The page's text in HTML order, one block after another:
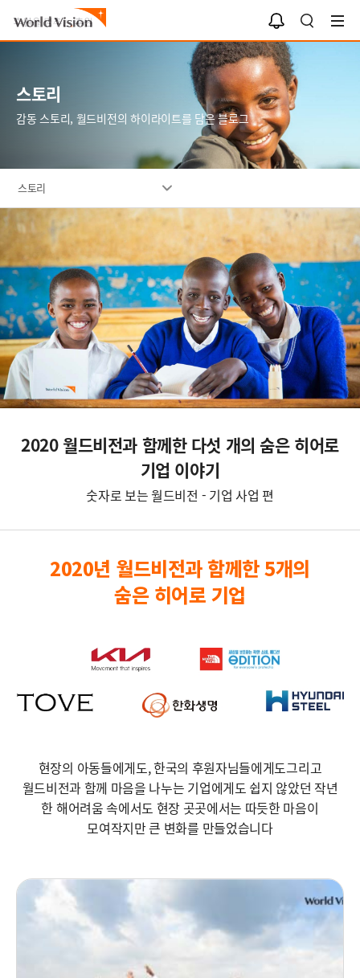
검
색
알
림
함
스토리
감동 스토리, 월드비전의 하이라이트를 담은 블로그
스토리
이
미
지
설
명
2020 월드비전과 함께한 다섯 개의 숨은 히어로
기업 이야기
숫자로 보는 월드비전 - 기업 사업 편
2020년 월드비전과 함께한 5개의
숨은 히어로 기업
현장의 아동들에게도, 한국의 후원자님들에게도그리고
월드비전과 함께 마음을 나누는 기업에게도 쉽지 않았던 작년
한 해어려움 속에서도 현장 곳곳에서는 따듯한 마음이
모여작지만 큰 변화를 만들었습니다